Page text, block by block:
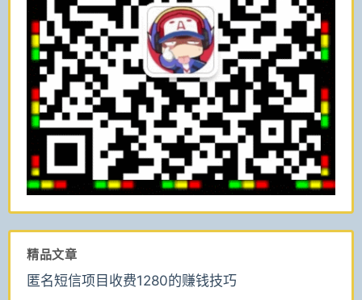
精品文章
匿名短信项目收费1280的赚钱技巧